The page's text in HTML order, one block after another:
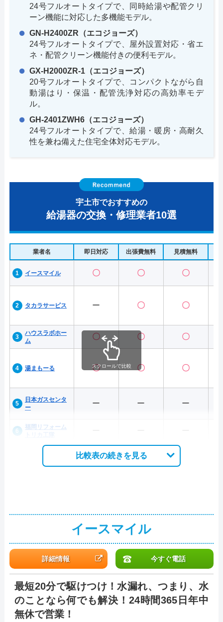
24号フルオートタイプで、同時給湯や配管クリ
ーン機能に対応した多機能モデル。
GN-H2400ZR（エコジョーズ）
24号フルオートタイプで、屋外設置対応・省エ
ネ・配管クリーン機能付きの便利モデル。
GX-H2000ZR-1（エコジョーズ）
20号フルオートタイプで、コンパクトながら自
動湯はり・保温・配管洗浄対応の高効率モデ
ル。
GH-2401ZWH6（エコジョーズ）
24号フルオートタイプで、給湯・暖房・高耐久
性を兼ね備えた住宅全体対応モデル。
宇土市でおすすめの
給湯器の交換・修理業者10選
業者名 即日対応 出張費無料 見積無料
イースマイル 〇 〇 〇
タカラサービス ー 〇 〇
ハウスラボホー
ム
〇 〇 〇
湯まもーる 〇 〇 〇
日本ガスセンタ
ー
ー ー ー
福岡リフォーム
スクロールで比較
比較表の続きを見る
イースマイル
詳細情報 今すぐ電話
最短20分で駆けつけ！水漏れ、つまり、水
のことなら何でも解決！24時間365日年中
無休で営業！